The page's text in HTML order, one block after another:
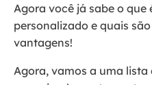
Agora você já sabe o que
personalizado e quais
vantagens!
Agora, vamos a uma